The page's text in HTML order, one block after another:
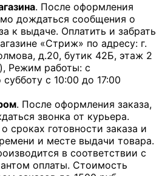
. После оформления
дождаться сообщения о
к выдаче. Оплатить и забрать
«Стриж» по адресу: г.
д.20, бутик 42Б, этаж 2
Режим работы: с
с 10:00 до 17:00
. После оформления заказа,
звонка от курьера.
сроках готовности заказа и
и месте выдачи товара.
в соответствии с
оплаты. Стоимость